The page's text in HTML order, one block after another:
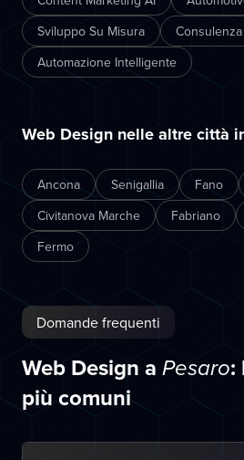
Sviluppo Su Misura
Automazione Intelligente
Web Design nelle altre città
Ancona Senigallia Fano
Civitanova Marche
Fabriano
Fermo
Domande frequenti
Web Design a Pesaro:
più comuni